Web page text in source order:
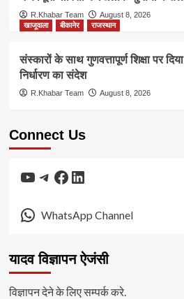
R.Khabar Team
August 8, 2026
खाजूवाला
बीकानेर राजस्थान
संस्कारों के साथ गुणवत्तापूर्ण शिक्षा पर दिया
निर्धारण का संदेश
R.Khabar Team August 8, 2026
Connect Us
YouTube
Telegram
Facebook
LinkedIn
WhatsApp Channel
यादव विज्ञापन ऐजंसी
विज्ञापन देने के लिए सम्पर्क करे.